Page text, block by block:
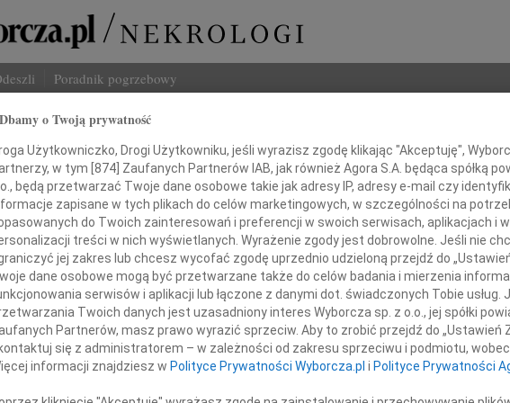
Poradnik pogrzebowy
Mirosława Glinka
Poznań
05.03.2013
Dnia 24 lutego 2013 roku, po długej i ciężkiej chorobie,
w wieku 85 lat zmarła
Imię i
Z
Dbamy o Twoją prywatność
Użytkowniczko, Drogi Użytkowniku, jeśli wyrazisz zgodę klikając "Akceptuję",
w tym [874] Zaufanych Partnerów IAB, jak również Agora S.A. będąca spółką
będą przetwarzać Twoje dane osobowe takie jak adresy IP, adresy e-mail czy
zapisane w tych plikach do celów marketingowych, w szczególności na
do Twoich zainteresowań i preferencji w swoich serwisach, aplikacjach i
treści w nich wyświetlanych. Wyrażenie zgody jest dobrowolne. Jeśli nie
jej zakres lub chcesz wycofać zgodę uprzednio udzieloną przejdź do
dane osobowe mogą być przetwarzane także do celów badania i mierzenia
serwisów i aplikacji lub łączone z danymi dot. świadczonych Tobie usług.
Twoich danych jest uzasadniony interes Wyborcza sp. z o.o., jej spółki
Partnerów, masz prawo wyrazić sprzeciw. Aby to zrobić przejdź do „Ustawień
się z administratorem – w zależności od zakresu sprzeciwu i podmiotu,
informacji znajdziesz w Polityce Prywatności Wyborcza.pl i Polityce Prywatności